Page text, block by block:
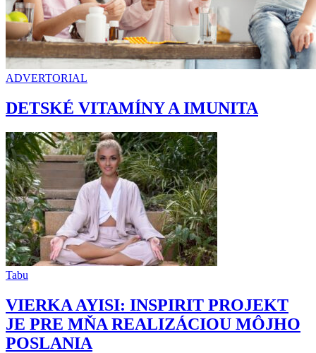
ADVERTORIAL
DETSKÉ VITAMÍNY A IMUNITA
Tabu
VIERKA AYISI: INSPIRIT PROJEKT
JE PRE MŇA REALIZÁCIOU MÔJHO
POSLANIA